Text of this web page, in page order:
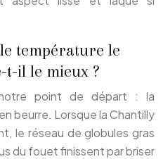
température le
t-il le mieux ?
point de départ : la
beurre. Lorsque la Chantilly
le réseau de globules gras
du fouet finissent par briser